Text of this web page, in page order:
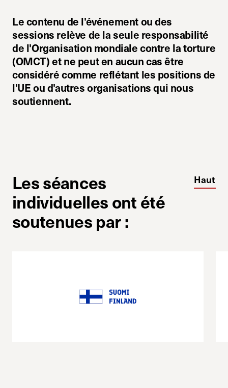
Le contenu de l'événement ou des
sessions relève de la seule responsabilité
de l'Organisation mondiale contre la torture
(OMCT) et ne peut en aucun cas être
considéré comme reflétant les positions de
l'UE ou d'autres organisations qui nous
soutiennent.
Les séances
individuelles ont été
soutenues par :
Haut